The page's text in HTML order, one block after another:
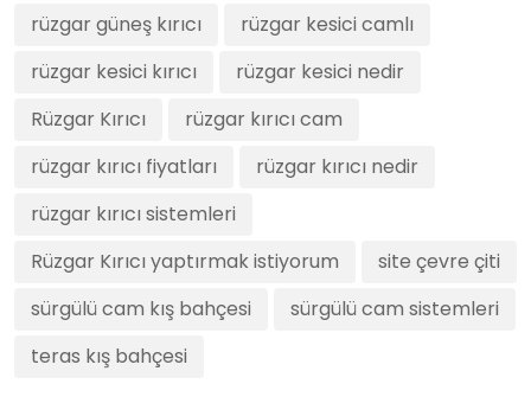
rüzgar güneş kırıcı
rüzgar kesici camlı
rüzgar kesici kırıcı
rüzgar kesici nedir
Rüzgar Kırıcı
rüzgar kırıcı cam
rüzgar kırıcı fiyatları
rüzgar kırıcı nedir
rüzgar kırıcı sistemleri
Rüzgar Kırıcı yaptırmak istiyorum
site çevre çiti
sürgülü cam kış bahçesi
sürgülü cam sistemleri
teras kış bahçesi